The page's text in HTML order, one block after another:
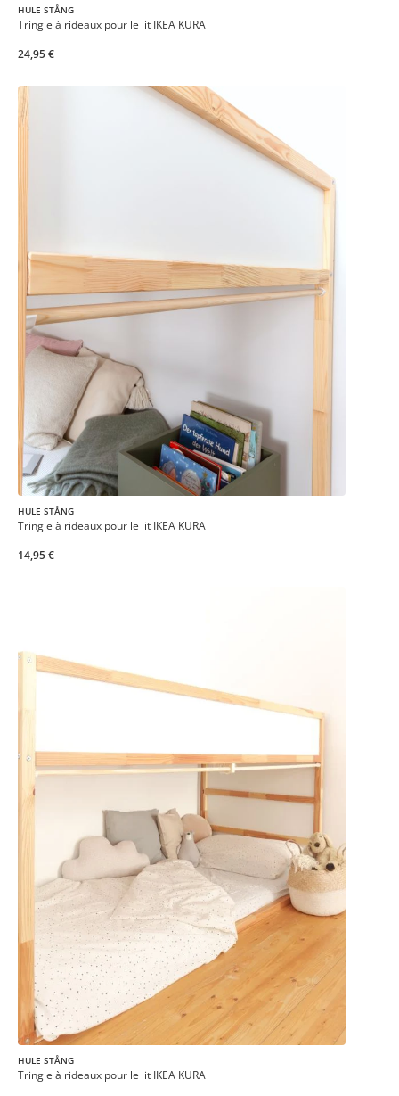
HULE STÅNG
Tringle à rideaux pour le lit IKEA KURA
24,95 €
HULE STÅNG
Tringle à rideaux pour le lit IKEA KURA
14,95 €
HULE STÅNG
Tringle à rideaux pour le lit IKEA KURA